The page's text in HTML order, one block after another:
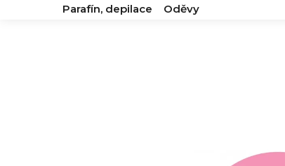
Parafín, depilace
Oděvy